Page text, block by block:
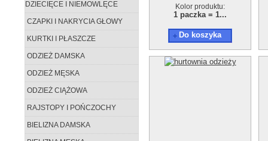
DZIECIĘCE I NIEMOWLĘCE
CZAPKI I NAKRYCIA GŁOWY
KURTKI I PŁASZCZE
ODZIEŻ DAMSKA
ODZIEŻ MĘSKA
ODZIEŻ CIĄŻOWA
RAJSTOPY I POŃCZOCHY
BIELIZNA DAMSKA
Kolor produktu:
1 paczka = 1...
Do koszyka